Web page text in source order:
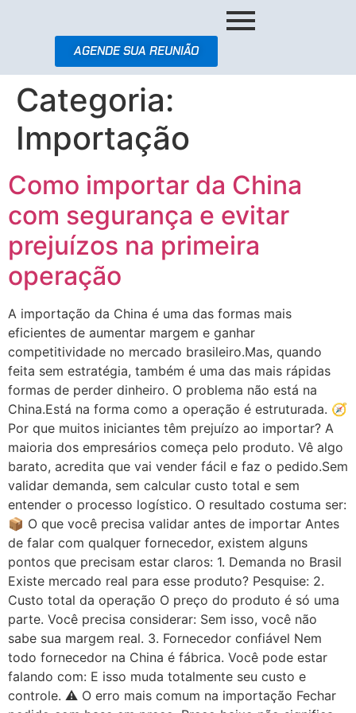
AGENDE SUA REUNIÃO
Categoria:
Importação
Como importar da China
com segurança e evitar
prejuízos na primeira
operação
A importação da China é uma das formas mais
eficientes de aumentar margem e ganhar
competitividade no mercado brasileiro.Mas, quando
feita sem estratégia, também é uma das mais rápidas
formas de perder dinheiro. O problema não está na
China.Está na forma como a operação é estruturada. 🧭
Por que muitos iniciantes têm prejuízo ao importar? A
maioria dos empresários começa pelo produto. Vê algo
barato, acredita que vai vender fácil e faz o pedido.Sem
validar demanda, sem calcular custo total e sem
entender o processo logístico. O resultado costuma ser:
📦 O que você precisa validar antes de importar Antes
de falar com qualquer fornecedor, existem alguns
pontos que precisam estar claros: 1. Demanda no Brasil
Existe mercado real para esse produto? Pesquise: 2.
Custo total da operação O preço do produto é só uma
parte. Você precisa considerar: Sem isso, você não
sabe sua margem real. 3. Fornecedor confiável Nem
todo fornecedor na China é fábrica. Você pode estar
falando com: E isso muda totalmente seu custo e
controle. ⚠️ O erro mais comum na importação Fechar